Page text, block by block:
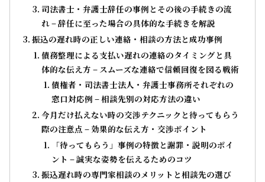
司法書士・弁護士辞任の事例とその後の手続きの流
れ – 辞任に至った場合の具体的な手続きを解説
振込の遅れ時の正しい連絡・相談の方法と成功事例
債務整理による支払い遅れの連絡のタイミングと具
体的な伝え方 – スムーズな連絡で信頼回復を図る戦術
債権者・司法書士法人・弁護士事務所それぞれの
窓口対応例 – 相談先別の対応方法の違い
今月だけ払えない時の交渉テクニックと待ってもらう
際の注意点 – 効果的な伝え方・交渉ポイント
「待ってもらう」事例の特徴と謝罪・説明のポイ
ント – 誠実な姿勢を伝えるためのコツ
振込遅れ時の専門家相談のメリットと相談先の選び